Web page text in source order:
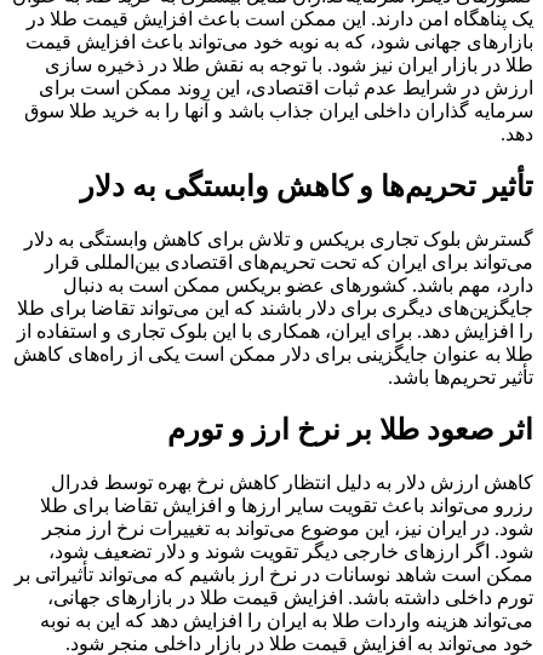
یک پناهگاه امن دارند. این ممکن است باعث افزایش قیمت طلا در
بازارهای جهانی شود، که به نوبه خود می‌تواند باعث افزایش قیمت
طلا در بازار ایران نیز شود. با توجه به نقش طلا در ذخیره سازی
ارزش در شرایط عدم ثبات اقتصادی، این روند ممکن است برای
سرمایه گذاران داخلی ایران جذاب باشد و آنها را به خرید طلا سوق
دهد.
تأثیر تحریم‌ها و کاهش وابستگی به دلار
گسترش بلوک تجاری بریکس و تلاش برای کاهش وابستگی به دلار
می‌تواند برای ایران که تحت تحریم‌های اقتصادی بین‌المللی قرار
دارد، مهم باشد. کشورهای عضو بریکس ممکن است به دنبال
جایگزین‌های دیگری برای دلار باشند که این می‌تواند تقاضا برای طلا
را افزایش دهد. برای ایران، همکاری با این بلوک تجاری و استفاده از
طلا به عنوان جایگزینی برای دلار ممکن است یکی از راه‌های کاهش
تأثیر تحریم‌ها باشد.
اثر صعود طلا بر نرخ ارز و تورم
کاهش ارزش دلار به دلیل انتظار کاهش نرخ بهره توسط فدرال
رزرو می‌تواند باعث تقویت سایر ارزها و افزایش تقاضا برای طلا
شود. در ایران نیز، این موضوع می‌تواند به تغییرات نرخ ارز منجر
شود. اگر ارزهای خارجی دیگر تقویت شوند و دلار تضعیف شود،
ممکن است شاهد نوسانات در نرخ ارز باشیم که می‌تواند تأثیراتی بر
تورم داخلی داشته باشد. افزایش قیمت طلا در بازارهای جهانی،
می‌تواند هزینه واردات طلا به ایران را افزایش دهد که این به نوبه
خود می‌تواند به افزایش قیمت طلا در بازار داخلی منجر شود.